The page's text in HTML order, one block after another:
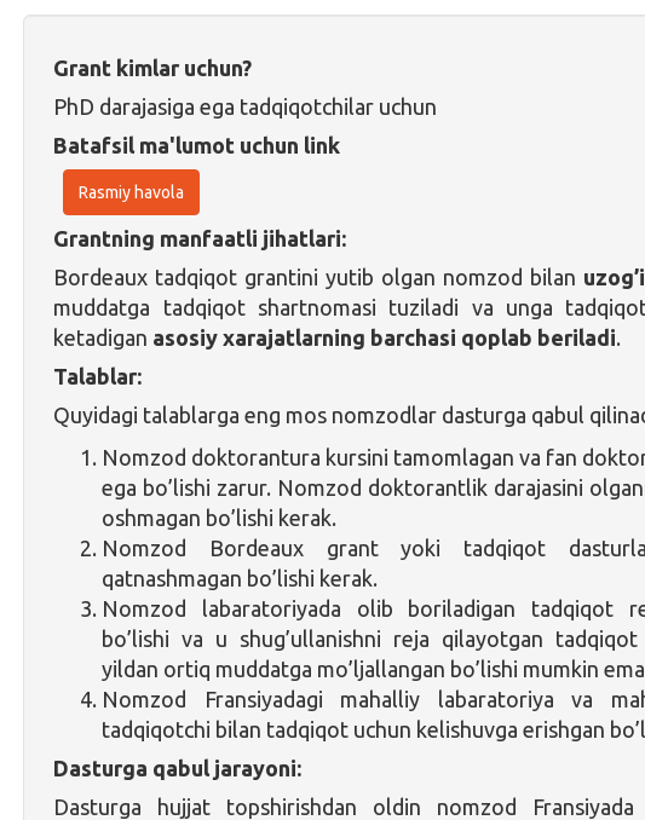
Grant kimlar uchun?
PhD darajasiga ega tadqiqotchilar uchun
Batafsil ma'lumot uchun link
Rasmiy havola
Grantning manfaatli jihatlari:
Bordeaux tadqiqot grantini yutib olgan nomzod bilan
muddatga tadqiqot shartnomasi tuziladi va unga
ketadigan asosiy xarajatlarning barchasi qoplab beriladi.
Talablar:
Quyidagi talablarga eng mos nomzodlar dasturga qabul
Nomzod doktorantura kursini tamomlagan va fan
ega bo’lishi zarur. Nomzod doktorantlik darajasini
oshmagan bo’lishi kerak.
Nomzod Bordeaux grant yoki tadqiqot
qatnashmagan bo’lishi kerak.
Nomzod labaratoriyada olib boriladigan tadqiqot
bo’lishi va u shug’ullanishni reja qilayotgan
yildan ortiq muddatga mo’ljallangan bo’lishi mumkin
Nomzod Fransiyadagi mahalliy labaratoriya va
tadqiqotchi bilan tadqiqot uchun kelishuvga erishgan
Dasturga qabul jarayoni:
Dasturga hujjat topshirishdan oldin nomzod Fransiyada